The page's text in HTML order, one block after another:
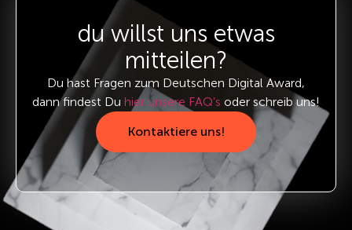
du willst uns etwas
mitteilen?
Du hast Fragen zum Deutschen Digital Award,
dann findest Du hier unsere FAQ’s oder schreib uns!
Kontaktiere uns!